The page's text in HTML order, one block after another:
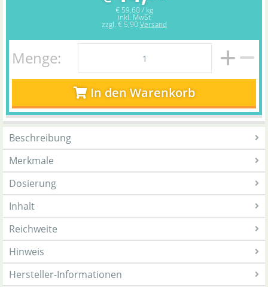
€ 59,60 / kg
inkl. MwSt
zzgl. € 5,90 Versand
Menge:
In den Warenkorb
Beschreibung
Merkmale
Dosierung
Inhalt
Reichweite
Hinweis
Hersteller-Informationen